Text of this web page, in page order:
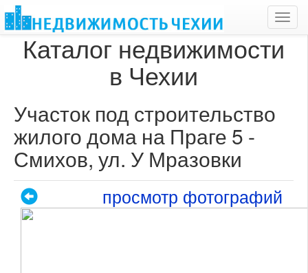
Каталог недвижимости
в Чехии
Участок под строительство
жилого дома на Праге 5 -
Смихов, ул. У Мразовки
просмотр фотографий